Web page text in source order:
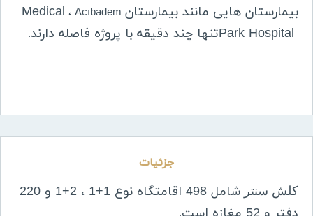
بیمارستان هایی مانند بیمارستان
Medical
Park Hospitalتنها چند دقیقه با پروژه فاصله دارند.
جزئیات
کلش سنتر
شامل 498 اقامتگاه نوع 1+1 ، 2+1 و 220